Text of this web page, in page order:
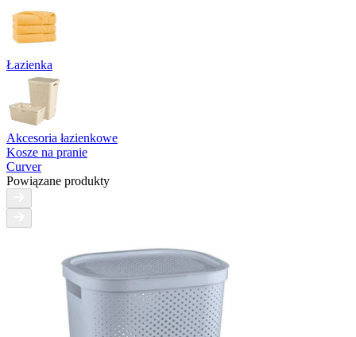
Łazienka
Akcesoria łazienkowe
Kosze na pranie
Curver
Powiązane produkty